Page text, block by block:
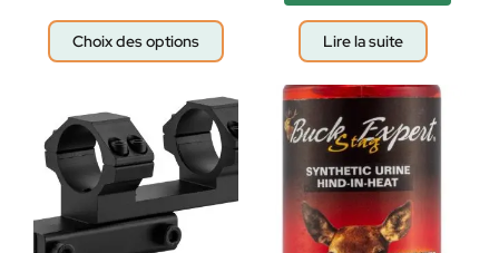
Choix des options Lire la suite